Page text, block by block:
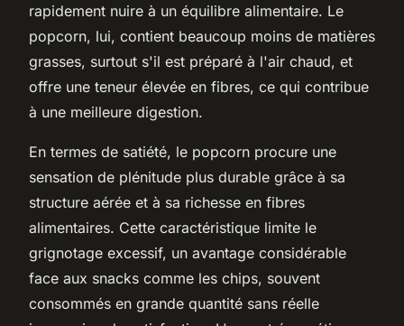
rapidement nuire à un équilibre alimentaire. Le
popcorn, lui, contient beaucoup moins de matières
grasses, surtout s'il est préparé à l'air chaud, et
offre une teneur élevée en fibres, ce qui contribue
à une meilleure digestion.
En termes de satiété, le popcorn procure une
sensation de plénitude plus durable grâce à sa
structure aérée et à sa richesse en fibres
alimentaires. Cette caractéristique limite le
grignotage excessif, un avantage considérable
face aux snacks comme les chips, souvent
consommés en grande quantité sans réelle